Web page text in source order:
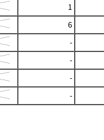
1
6
-
-
-
-